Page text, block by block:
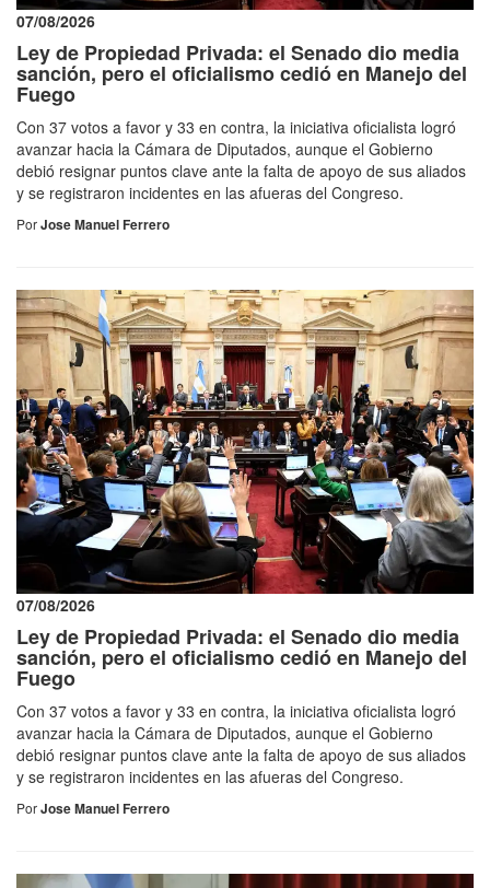
07/08/2026
Ley de Propiedad Privada: el Senado dio media
sanción, pero el oficialismo cedió en Manejo del
Fuego
Con 37 votos a favor y 33 en contra, la iniciativa oficialista logró
avanzar hacia la Cámara de Diputados, aunque el Gobierno
debió resignar puntos clave ante la falta de apoyo de sus aliados
y se registraron incidentes en las afueras del Congreso.
PorJose Manuel Ferrero
07/08/2026
Ley de Propiedad Privada: el Senado dio media
sanción, pero el oficialismo cedió en Manejo del
Fuego
Con 37 votos a favor y 33 en contra, la iniciativa oficialista logró
avanzar hacia la Cámara de Diputados, aunque el Gobierno
debió resignar puntos clave ante la falta de apoyo de sus aliados
y se registraron incidentes en las afueras del Congreso.
PorJose Manuel Ferrero